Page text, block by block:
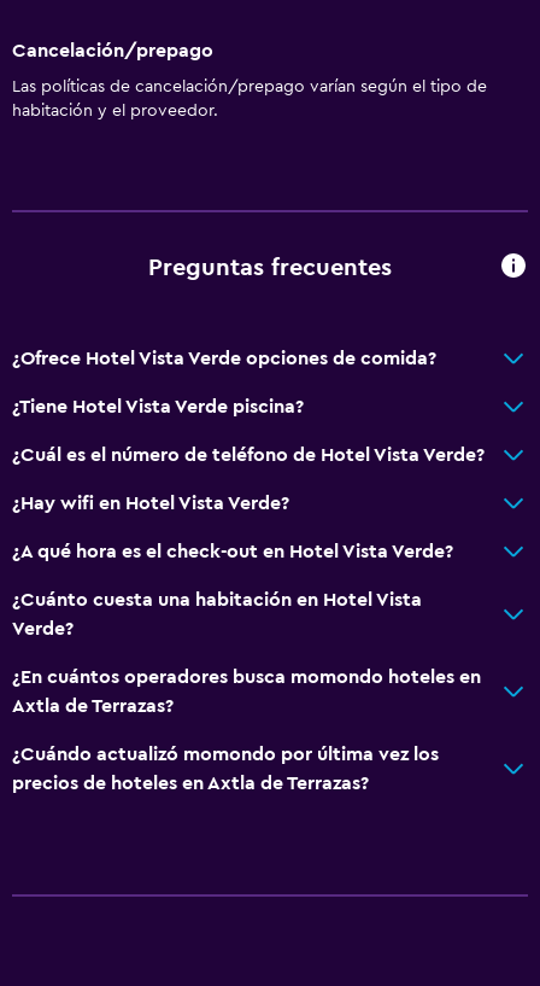
Aire acondicionado
Instalaciones para reuniones
Servicio de habitaciones
Mostrador de información turística
Check-in/check-out privado
Recepción 24 horas
Comedor
Servicio de entrega de comida
Menús para dietas especiales (bajo petición)
Restaurante
La comida se puede entregar en el alojamiento
Cancelación/prepago
Las políticas de cancelación/prepago varían según el tipo de
habitación y el proveedor.
Preguntas frecuentes
¿Ofrece Hotel Vista Verde opciones de comida?
¿Tiene Hotel Vista Verde piscina?
¿Cuál es el número de teléfono de Hotel Vista Verde?
¿Hay wifi en Hotel Vista Verde?
¿A qué hora es el check-out en Hotel Vista Verde?
¿Cuánto cuesta una habitación en Hotel Vista
Verde?
¿En cuántos operadores busca momondo hoteles en
Axtla de Terrazas?
¿Cuándo actualizó momondo por última vez los
precios de hoteles en Axtla de Terrazas?